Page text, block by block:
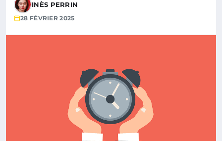
INÈS PERRIN
28 FÉVRIER 2025